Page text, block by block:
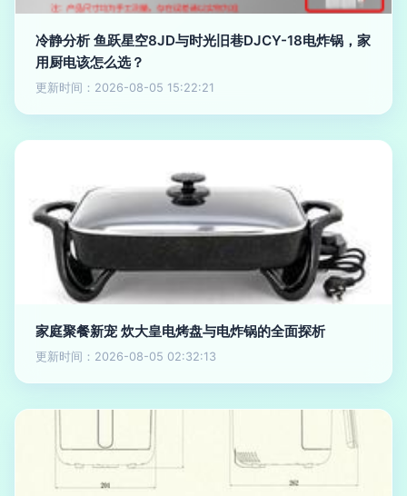
冷静分析 鱼跃星空8JD与时光旧巷DJCY-18电炸锅，家
用厨电该怎么选？
更新时间：2026-08-05 15:22:21
家庭聚餐新宠 炊大皇电烤盘与电炸锅的全面探析
更新时间：2026-08-05 02:32:13